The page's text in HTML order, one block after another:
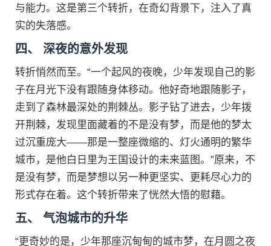
与能力。这是第三个转折，在奇幻背景下，注入了真
实的失落感。
四、 深夜的意外发现
转折悄然而至。“一个起风的夜晚，少年发现自己的影
子在月光下没有跟随身体移动。他好奇地跟随影子，
走到了森林最深处的荆棘丛。影子钻了进去，少年拨
开荆棘，发现里面藏着的不是没有梦，而是他的梦太
过沉重庞大——那是一整座微缩的、灯火通明的繁华
城市，是他白日里为王国设计的未来蓝图。”原来，不
是没有梦，而是梦想以另一种更坚实、更耗尽心力的
形式存在着。这个转折带来了恍然大悟的慰藉。
五、 气泡城市的升华
“更奇妙的是，少年那座沉甸甸的城市梦，在月圆之夜